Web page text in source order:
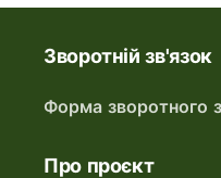
Зворотній зв'язок
Форма зворотного
Про проєкт